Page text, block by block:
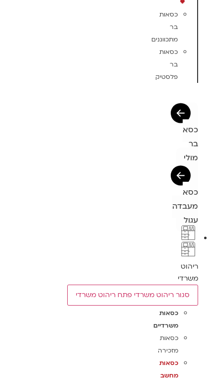
כסאות
בר
מתכווננים
כסאות
בר
פלסטיק
כסא
בר
מולי
כסא
מעבדה
עגול
ריהוט
משרדי
סגור ריהוט משרדי פתח ריהוט משרדי
כסאות
משרדיים
כסאות
מזכירה
כסאות
מחשב